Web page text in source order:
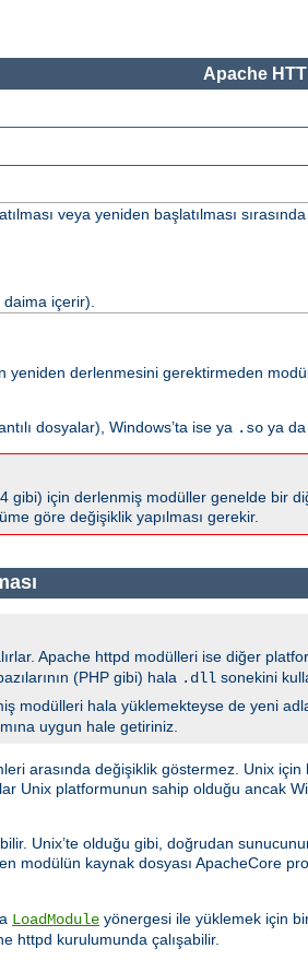
Apache
veya yeniden başlatılması
içerir).
yeniden derlenmesini gerektirmeden
dosyalar), Windows’ta ise ya .so ya da
için derlenmiş modüller genelde bir
göre değişiklik yapılması gerekir.
Apache httpd modülleri ise diğer
(PHP gibi) hala .dll sonekini
modülleri hala yüklemekteyse de yeni
uygun hale getiriniz.
arasında değişiklik göstermez. Unix
Unix platformunun sahip olduğu ancak
Unix’te olduğu gibi, doğrudan
modülün kaynak dosyası ApacheCore
LoadModule yönergesi ile yüklemek için
httpd kurulumunda çalışabilir.